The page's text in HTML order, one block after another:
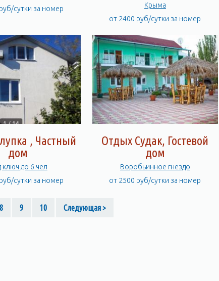
сутки за номер
Крыма
от 2400 руб/сутки за номер
, Частный
дом
ключ до 6 чел
сутки за номер
Отдых Судак, Гостевой
дом
Воробьинное гнездо
от 2500 руб/сутки за номер
8 9 10 Следующая >